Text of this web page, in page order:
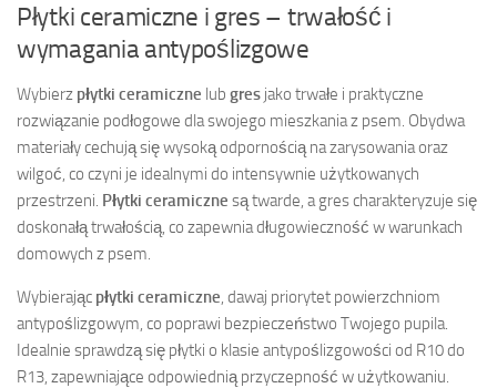
Płytki ceramiczne i gres – trwałość i
wymagania antypoślizgowe
Wybierz płytki ceramiczne lub gres jako trwałe i praktyczne
rozwiązanie podłogowe dla swojego mieszkania z psem. Obydwa
materiały cechują się wysoką odpornością na zarysowania oraz
wilgoć, co czyni je idealnymi do intensywnie użytkowanych
przestrzeni. Płytki ceramiczne są twarde, a gres charakteryzuje się
doskonałą trwałością, co zapewnia długowieczność w warunkach
domowych z psem.
Wybierając płytki ceramiczne, dawaj priorytet powierzchniom
antypoślizgowym, co poprawi bezpieczeństwo Twojego pupila.
Idealnie sprawdzą się płytki o klasie antypoślizgowości od R10 do
R13, zapewniające odpowiednią przyczepność w użytkowaniu.